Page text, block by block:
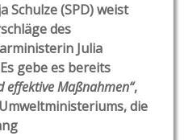
Schulze (SPD) weist
des
Julia
gebe es bereits
effektive Maßnahmen“,
die